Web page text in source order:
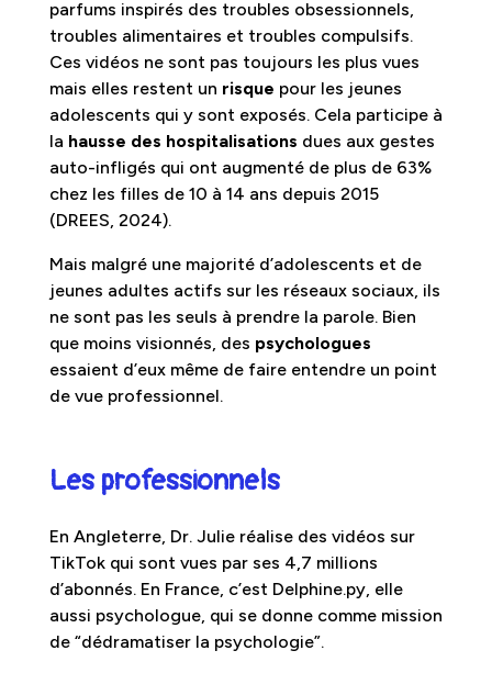
parfums inspirés des troubles obsessionnels,
troubles alimentaires et troubles compulsifs.
Ces vidéos ne sont pas toujours les plus vues
mais elles restent un risque pour les jeunes
adolescents qui y sont exposés. Cela participe à
la hausse des hospitalisations dues aux gestes
auto-infligés qui ont augmenté de plus de 63%
chez les filles de 10 à 14 ans depuis 2015
(DREES, 2024).
Mais malgré une majorité d’adolescents et de
jeunes adultes actifs sur les réseaux sociaux, ils
ne sont pas les seuls à prendre la parole. Bien
que moins visionnés, des psychologues
essaient d’eux même de faire entendre un point
de vue professionnel.
Les professionnels
En Angleterre, Dr. Julie réalise des vidéos sur
TikTok qui sont vues par ses 4,7 millions
d’abonnés. En France, c’est Delphine.py, elle
aussi psychologue, qui se donne comme mission
de “dédramatiser la psychologie”.